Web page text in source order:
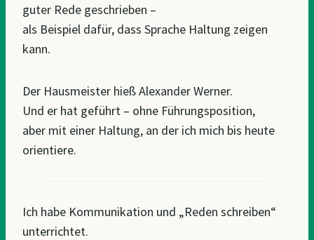
guter Rede geschrieben –
als Beispiel dafür, dass Sprache Haltung zeigen
kann.
Der Hausmeister hieß Alexander Werner.
Und er hat geführt – ohne Führungsposition,
aber mit einer Haltung, an der ich mich bis heute
orientiere.
Ich habe Kommunikation und „Reden schreiben“
unterrichtet.